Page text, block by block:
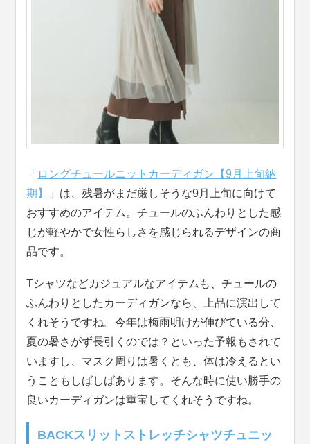
「 ロングチュールニットカーディガン【9月上旬納
期】
」は、残暑がまだ厳しそうな9月上旬に向けて
おすすめのアイテム。チュールのふんわりとした感
じが軽やかで女性らしさを感じられるデザインの商
品です。
Tシャツなどカジュアルなアイテムも、チュールの
ふんわりとしたカーディガンなら、上品に演出して
くれそうですね。今年は梅雨明けが伸びている分、
夏の暑さがず長引くのでは？といった予報もされて
いますし、マスク周りは暑くとも、体は冷えるとい
うこともしばしばあります。そんな時に使い勝手の
良いカーディガンは重宝してくれそうですね。
BACKスリットストレッチシャツチュニッ